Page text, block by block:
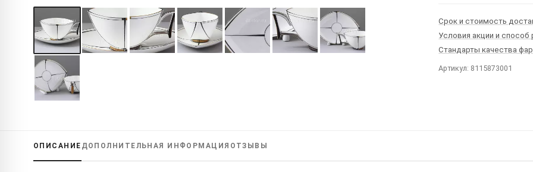
Срок и стоимость
Условия акции и способ
Стандарты качества
Артикул: 8115873001
ОПИСАНИЕ ДОПОЛНИТЕЛЬНАЯ ИНФОРМАЦИЯ ОТЗЫВЫ